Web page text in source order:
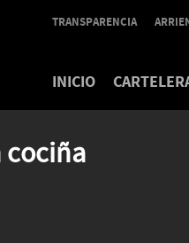
TRANSPARENCIA
INICIO
cociña